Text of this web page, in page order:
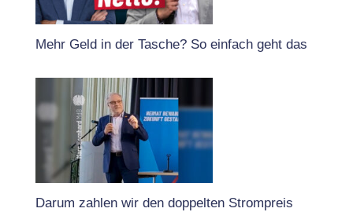
Mehr Geld in der Tasche? So einfach geht das
Darum zahlen wir den doppelten Strompreis